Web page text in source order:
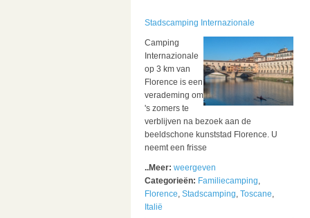
Stadscamping Internazionale
Camping
Internazionale
op 3 km van
Florence is een
verademing om
's zomers te
verblijven na bezoek aan de
beeldschone kunststad Florence. U
neemt een frisse
..Meer: weergeven
Categorieën: Familiecamping,
Florence, Stadscamping, Toscane,
Italië